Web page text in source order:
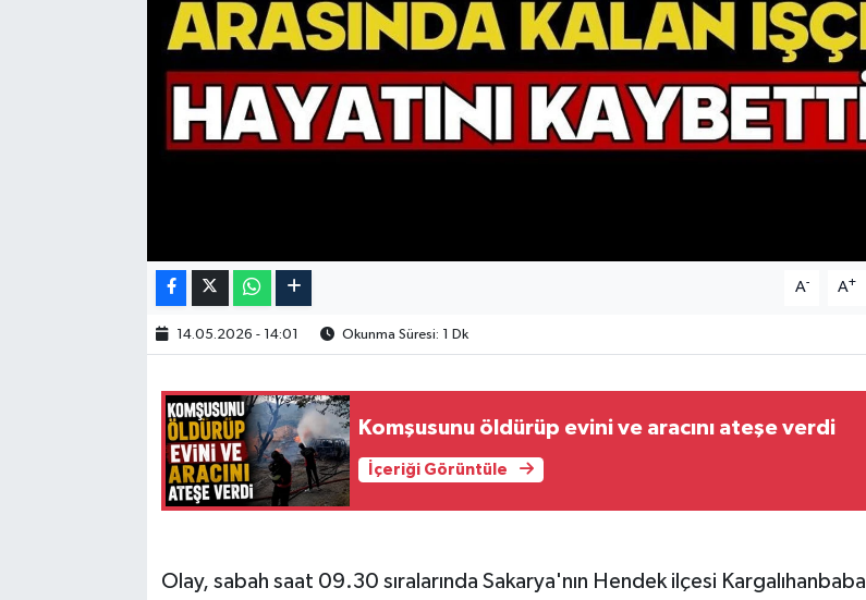
A- A+
14.05.2026 - 14:01 Okunma Süresi: 1 Dk
Komşusunu öldürüp evini ve aracını ateşe verdi
İçeriği Görüntüle
Olay, sabah saat 09.30 sıralarında Sakarya'nın Hendek ilçesi Kargalıhanbaba